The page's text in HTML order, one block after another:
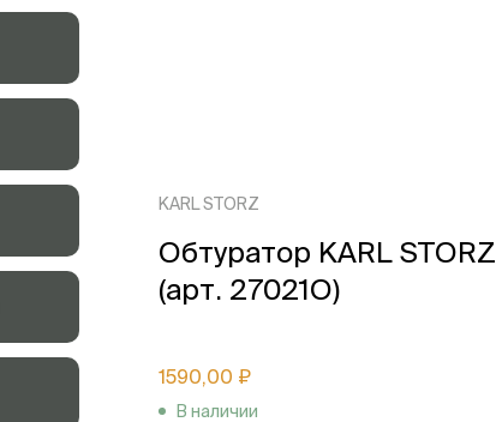
KARL STORZ
Обтуратор KARL STORZ
(арт. 27021O)
1590,00 ₽
В наличии